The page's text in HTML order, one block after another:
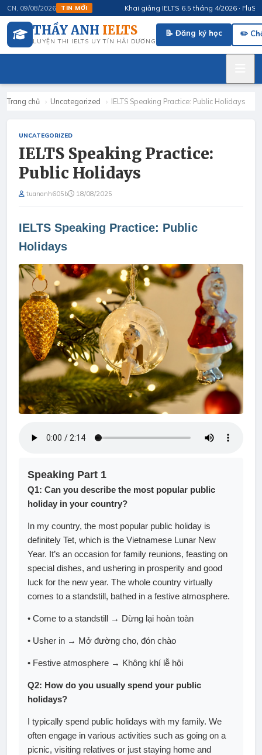
CN, 09/08/2026 TIN MỚI Khai giảng IELTS 6.5 tháng 4/2026 ·
THẦY ANH IELTS
LUYỆN THI IELTS UY TÍN HẢI DƯƠNG
📝 Đăng ký học ✏️
Trang chủ › Uncategorized › IELTS Speaking Practice: Public Holidays
UNCATEGORIZED
IELTS Speaking Practice:
Public Holidays
tuananh605b 18/08/2025
IELTS Speaking Practice: Public
Holidays
Speaking Part 1
Q1: Can you describe the most popular public
holiday in your country?
In my country, the most popular public holiday is
definitely Tet, which is the Vietnamese Lunar New
Year. It’s an occasion for family reunions, feasting on
special dishes, and ushering in prosperity and good
luck for the new year. The whole country virtually
comes to a standstill, bathed in a festive atmosphere.
• Come to a standstill → Dừng lại hoàn toàn
• Usher in → Mở đường cho, đón chào
• Festive atmosphere → Không khí lễ hội
Q2: How do you usually spend your public
holidays?
I typically spend public holidays with my family. We
often engage in various activities such as going on a
picnic, visiting relatives or just staying home and